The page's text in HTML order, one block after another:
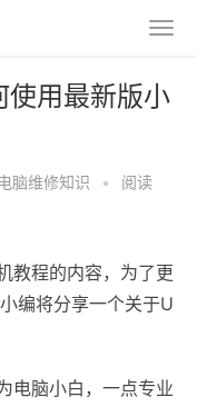
使用最新版小
脑维修知识 •
阅读
教程的内容，为了更
编将分享一个关于U
电脑小白，一点专业